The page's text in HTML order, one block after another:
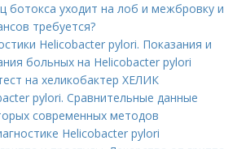
ботокса уходит на лоб и межбровку и
требуется?
Helicobacter pylori. Показания и
больных на Helicobacter pylori
на хеликобактер ХЕЛИК
pylori. Сравнительные данные
современных методов
Helicobacter pylori